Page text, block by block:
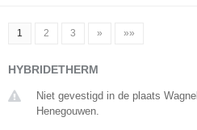
1 2 3 » »»
HYBRIDETHERM
Niet gevestigd in de plaats
Henegouwen.